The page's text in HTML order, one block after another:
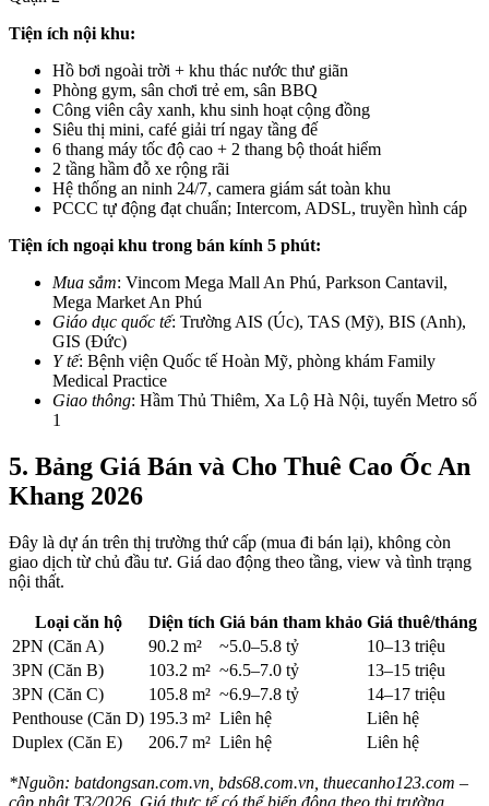
Tiện ích nội khu:
Hồ bơi ngoài trời + khu thác nước thư giãn
Phòng gym, sân chơi trẻ em, sân BBQ
Công viên cây xanh, khu sinh hoạt cộng đồng
Siêu thị mini, café giải trí ngay tầng đế
6 thang máy tốc độ cao + 2 thang bộ thoát hiểm
2 tầng hầm đỗ xe rộng rãi
Hệ thống an ninh 24/7, camera giám sát toàn khu
PCCC tự động đạt chuẩn; Intercom, ADSL, truyền hình cáp
Tiện ích ngoại khu trong bán kính 5 phút:
Mua sắm: Vincom Mega Mall An Phú, Parkson Cantavil,
Mega Market An Phú
Giáo dục quốc tế: Trường AIS (Úc), TAS (Mỹ), BIS (Anh),
GIS (Đức)
Y tế: Bệnh viện Quốc tế Hoàn Mỹ, phòng khám Family
Medical Practice
Giao thông: Hầm Thủ Thiêm, Xa Lộ Hà Nội, tuyến Metro số
1
5. Bảng Giá Bán và Cho Thuê Cao Ốc An
Khang 2026
Đây là dự án trên thị trường thứ cấp (mua đi bán lại), không còn
giao dịch từ chủ đầu tư. Giá dao động theo tầng, view và tình trạng
nội thất.
Loại căn hộ Diện tích Giá bán tham khảo Giá thuê/tháng
2PN (Căn A)
90.2 m² ~5.0–5.8 tỷ
10–13 triệu
3PN (Căn B)
103.2 m² ~6.5–7.0 tỷ
13–15 triệu
3PN (Căn C)
105.8 m² ~6.9–7.8 tỷ
14–17 triệu
Penthouse (Căn D) 195.3 m² Liên hệ
Liên hệ
Duplex (Căn E)
206.7 m² Liên hệ Liên hệ
*Nguồn: batdongsan.com.vn, bds68.com.vn, thuecanho123.com –
cập nhật T3/2026. Giá thực tế có thể biến động theo thị trường.